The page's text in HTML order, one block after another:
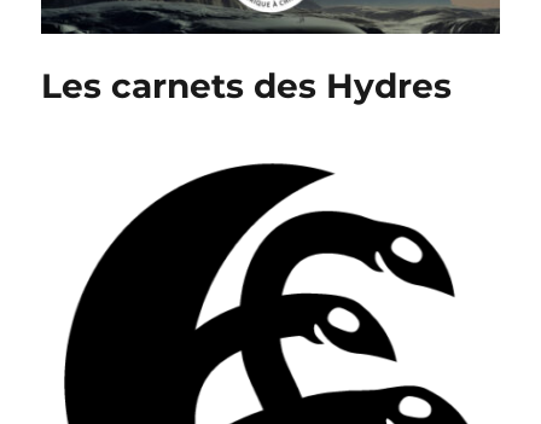
Les carnets des Hydres